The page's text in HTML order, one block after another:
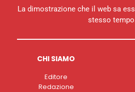
La dimostrazione che il web sa
stesso
CHI SIAMO
Editore
Redazione